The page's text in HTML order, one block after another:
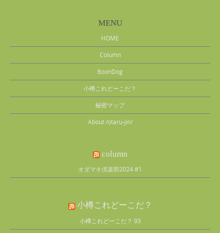
MENU
HOME
Column
BoonDog
小樽これどーこだ？
秘密マップ
About /otaru-jin/
column
オダマキ倶楽部2024 #1
小樽これどーこだ？
小樽これどーこだ？ 93